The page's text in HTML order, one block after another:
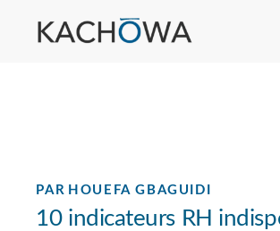
PAR HOUEFA GBAGUIDI
10 indicateurs RH